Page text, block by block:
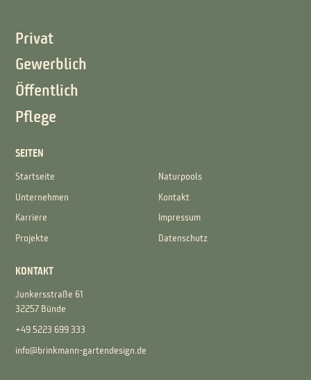
Privat
Gewerblich
Öffentlich
Pflege
SEITEN
Startseite
Unternehmen
Karriere
Projekte
Naturpools
Kontakt
Impressum
Datenschutz
KONTAKT
Junkersstraße 61
32257 Bünde
+49 5223 699 333
info@brinkmann-gartendesign.de